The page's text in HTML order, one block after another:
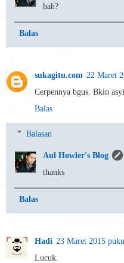
hah?
Balas
sukagitu.com 22 Maret
Cerpennya bgus. Bkin
Balas
Balasan
Aul Howler's Blog
thanks
Balas
Hadi 23 Maret 2015
Lucuk.